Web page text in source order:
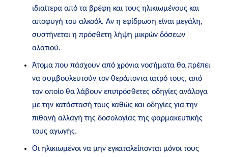
ιδιαίτερα από τα βρέφη και τους ηλικιωμένους και
αποφυγή του αλκοόλ. Αν η εφίδρωση είναι μεγάλη,
συστήνεται η πρόσθετη λήψη μικρών δόσεων
αλατιού.
Άτομα που πάσχουν από χρόνια νοσήματα θα πρέπει
να συμβουλευτούν τον θεράποντα ιατρό τους, από
τον οποίο θα λάβουν επιπρόσθετες οδηγίες ανάλογα
με την κατάστασή τους καθώς και οδηγίες για την
πιθανή αλλαγή της δοσολογίας της φαρμακευτικής
τους αγωγής.
Οι ηλικιωμένοι να μην εγκαταλείπονται μόνοι τους